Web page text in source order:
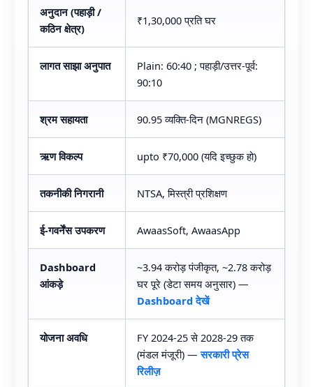
अनुदान (पहाड़ी /
कठिन क्षेत्र)
₹1,30,000 प्रति घर
लागत साझा अनुपात
Plain: 60:40 ; पहाड़ी/उत्तर-पूर्व:
90:10
श्रम सहायता 90.95 व्यक्ति-दिन (MGNREGS)
ऋण विकल्प upto ₹70,000 (यदि इच्छुक हो)
तकनीकी निगरानी NTSA, मिस्त्री प्रशिक्षण
ई-गवर्नेंस उपकरण AwaasSoft, AwaasApp
Dashboard
आंकड़े
~3.94 करोड़ पंजीकृत, ~2.78 करोड़
घर पूरे (डेटा समय अनुसार) —
Dashboard देखें
योजना अवधि
FY 2024-25 से 2028-29 तक
(मंडल मंजूरी) —सरकारी प्रेस
रिलीज़